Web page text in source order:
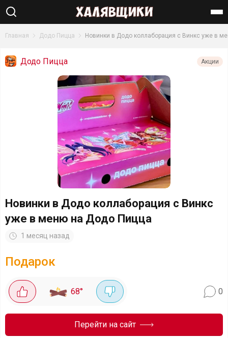
Найти
Главная Додо Пицца Новинки в Додо коллаборация с Винкс уже в
Додо Пицца Акции
Новинки в Додо коллаборация с Винкс
уже в меню на Додо Пицца
1 месяц назад
Подарок
68° 0
Перейти на сайт